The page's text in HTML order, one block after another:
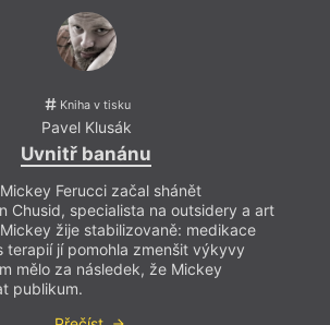
Kniha v tisku
Pavel Klusák
Uvnitř banánu
Ferucci začal shánět
Chusid, specialista na outsidery a art
žije stabilizovaně: medikace
terapií jí pomohla zmenšit výkyvy
mělo za následek, že Mickey
publikum.